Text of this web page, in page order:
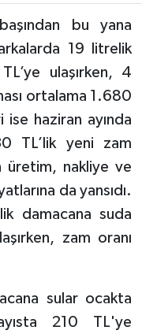
bu yana
19 litrelik
ulaşırken, 4
ortalama 1.680
ise haziran ayında
TL’lik yeni zam
nakliye ve
da yansıdı.
damacana suda
zam oranı
sular ocakta
210 TL'ye